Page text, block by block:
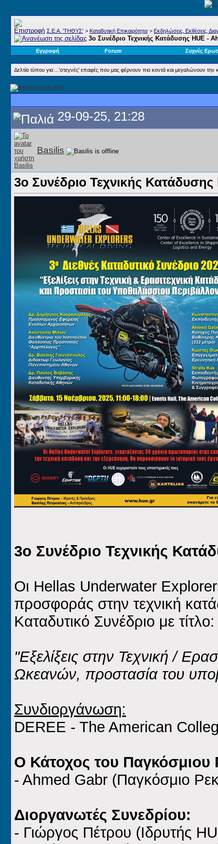
Σ.E.A. 'ΤΗΘΥΣ' > Καταδυτική Επικαιρότητα > Εκδηλώσεις, Εκθέσεις,
3ο Συνέδριο Τεχνικής Κατάδυσης HUE -
Εγγραφή Forum Συχνές
Δελτία τύπου για ...'στεγνές' επαφές που μας φέρνουν πιο κοντά και μεγαλώνουν την
29-09-25, 21:28
Basilis
3ο Συνέδριο Τεχνικής
3ο Συνέδριο Τεχνικής
Οι Hellas Underwater
προσφοράς στην τεχνική
Καταδυτικό Συνέδριο με τίτλο:
"Εξελίξεις στην Τεχνική /
Ωκεανών, προστασία του
Συνδιοργάνωση:
DEREE - The American
Ο Κάτοχος του Παγκόσμιου
- Ahmed Gabr (Παγκόσμιο
Διοργανωτές Συνεδρίου:
- Γιώργος Πέτρου (Ιδρυτής